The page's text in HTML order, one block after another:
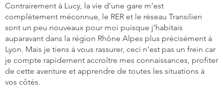
Contrairement à Lucy, la vie d’une gare m’est
complètement méconnue, le RER et le réseau Transilien
sont un peu nouveaux pour moi puisque j’habitais
auparavant dans la région Rhône Alpes plus précisément à
Lyon. Mais je tiens à vous rassurer, ceci n’est pas un frein car
je compte rapidement accroître mes connaissances, profiter
de cette aventure et apprendre de toutes les situations à
vos côtés.